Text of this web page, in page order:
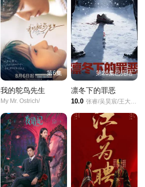
第20集 第21集
第23集 第24集
第26集 第27集
第29集 第30集
第32集 第33集
第35集 第36集
第38集 第39集
第6集
我的鸵鸟先生
My Mr. Ostrich/
第26集已完结
凛冬下的罪恶
10.0 张睿/吴昊宸/王大奇/孙之鸿/